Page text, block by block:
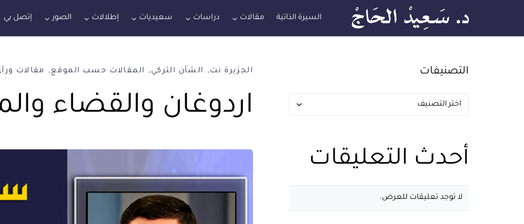
السيرة الذاتية مقالات دراسات سعيديات إطلالات الصور إتصل بي
الجزيرة نت الشأن التركي المقالات حسب الموقع مقالات
اردوغان والقضاء
التصنيفات
أحدث التعليقات
لا توجد تعليقات للعرض.